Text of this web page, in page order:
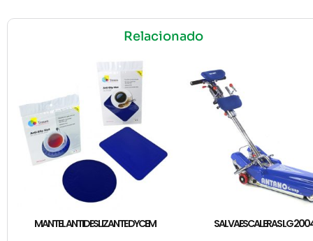
Relacionado
MANTEL ANTIDESLIZANTE DYCEM SALVAESCALERAS LG